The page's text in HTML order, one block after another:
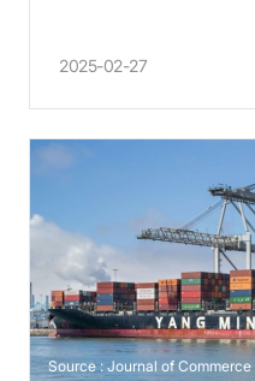
2025-02-27
Source : Journal of Commerce